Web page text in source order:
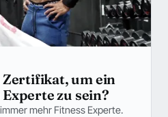
Zertifikat, um ein
zu sein?
mehr Fitness Experte.